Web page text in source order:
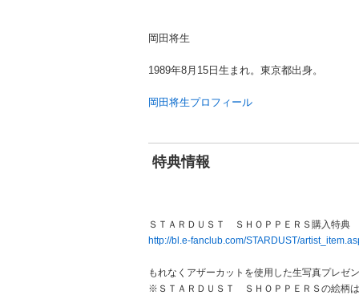
岡田将生
1989年8月15日生まれ。東京都出身。
岡田将生プロフィール
特典情報
ＳＴＡＲＤＵＳＴ ＳＨＯＰＰＥＲＳ購入特典
http://bl.e-fanclub.com/STARDUST/
もれなくアザーカットを使用した生写真プレゼ
※ＳＴＡＲＤＵＳＴ ＳＨＯＰＰＥＲＳの絵柄